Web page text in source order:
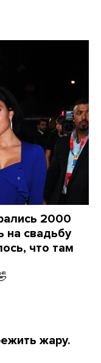
2000
на свадьбу
что там
жару.